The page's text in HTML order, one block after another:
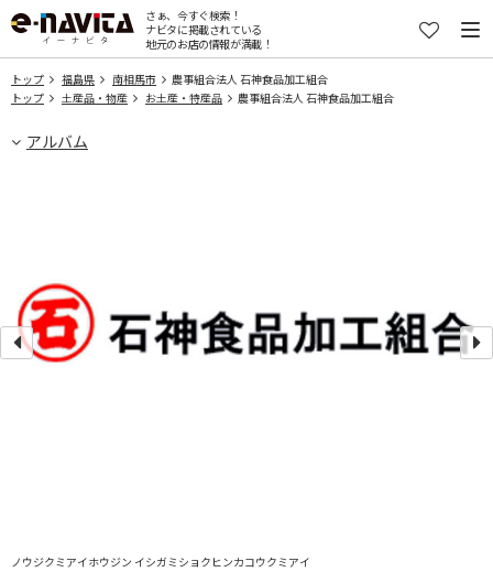
さぁ、今すぐ検索！
ナビタに掲載されている
地元のお店の情報が満載！
トップ 福島県 南相馬市
農事組合法人 石神食品加工組合
トップ
土産品・物産 お土産・特産品 農事組合法人 石神食品加工組合
アルバム
ノウジクミアイホウジン イシガミショクヒンカコウクミアイ